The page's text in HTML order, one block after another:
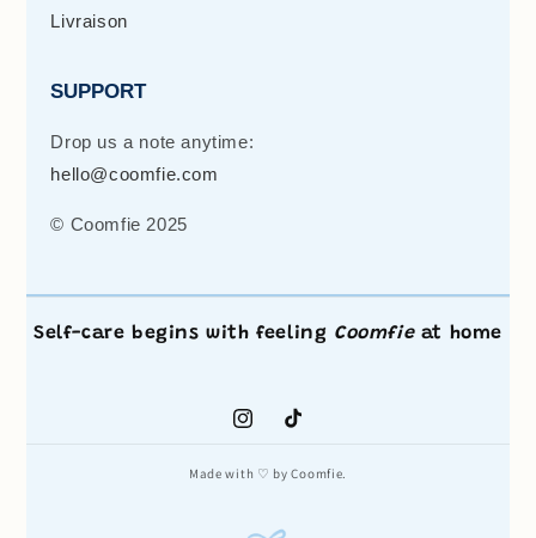
Livraison
SUPPORT
Drop us a note anytime:
hello@coomfie.com
© Coomfie 2025
Self-care begins with feeling Coomfie at home
InstagramTikTok
Made with ♡ by Coomfie.